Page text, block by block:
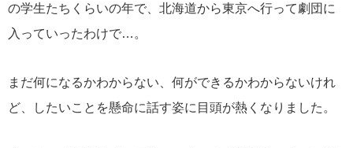
の学生たちくらいの年で、北海道から東京へ行って劇団に
入っていったわけで…。
まだ何になるかわからない、何ができるかわからないけれ
ど、したいことを懸命に話す姿に目頭が熱くなりました。